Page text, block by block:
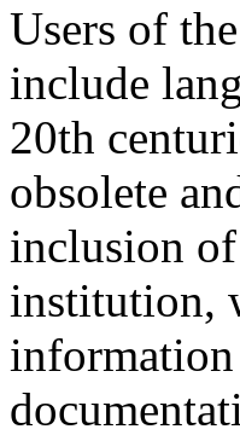
Users of
include
20th
obsolete
inclusion
institution,
information